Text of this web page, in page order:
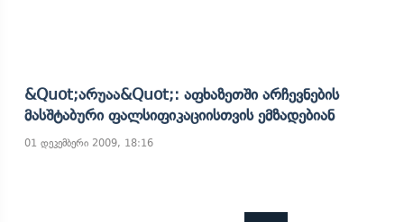
&quot;არუაა&quot;: Აფხაზეთში Არჩევნების
Მასშტაბური Ფალსიფიკაციისთვის Ემზადებიან
01 დეკემბერი 2009, 18:16